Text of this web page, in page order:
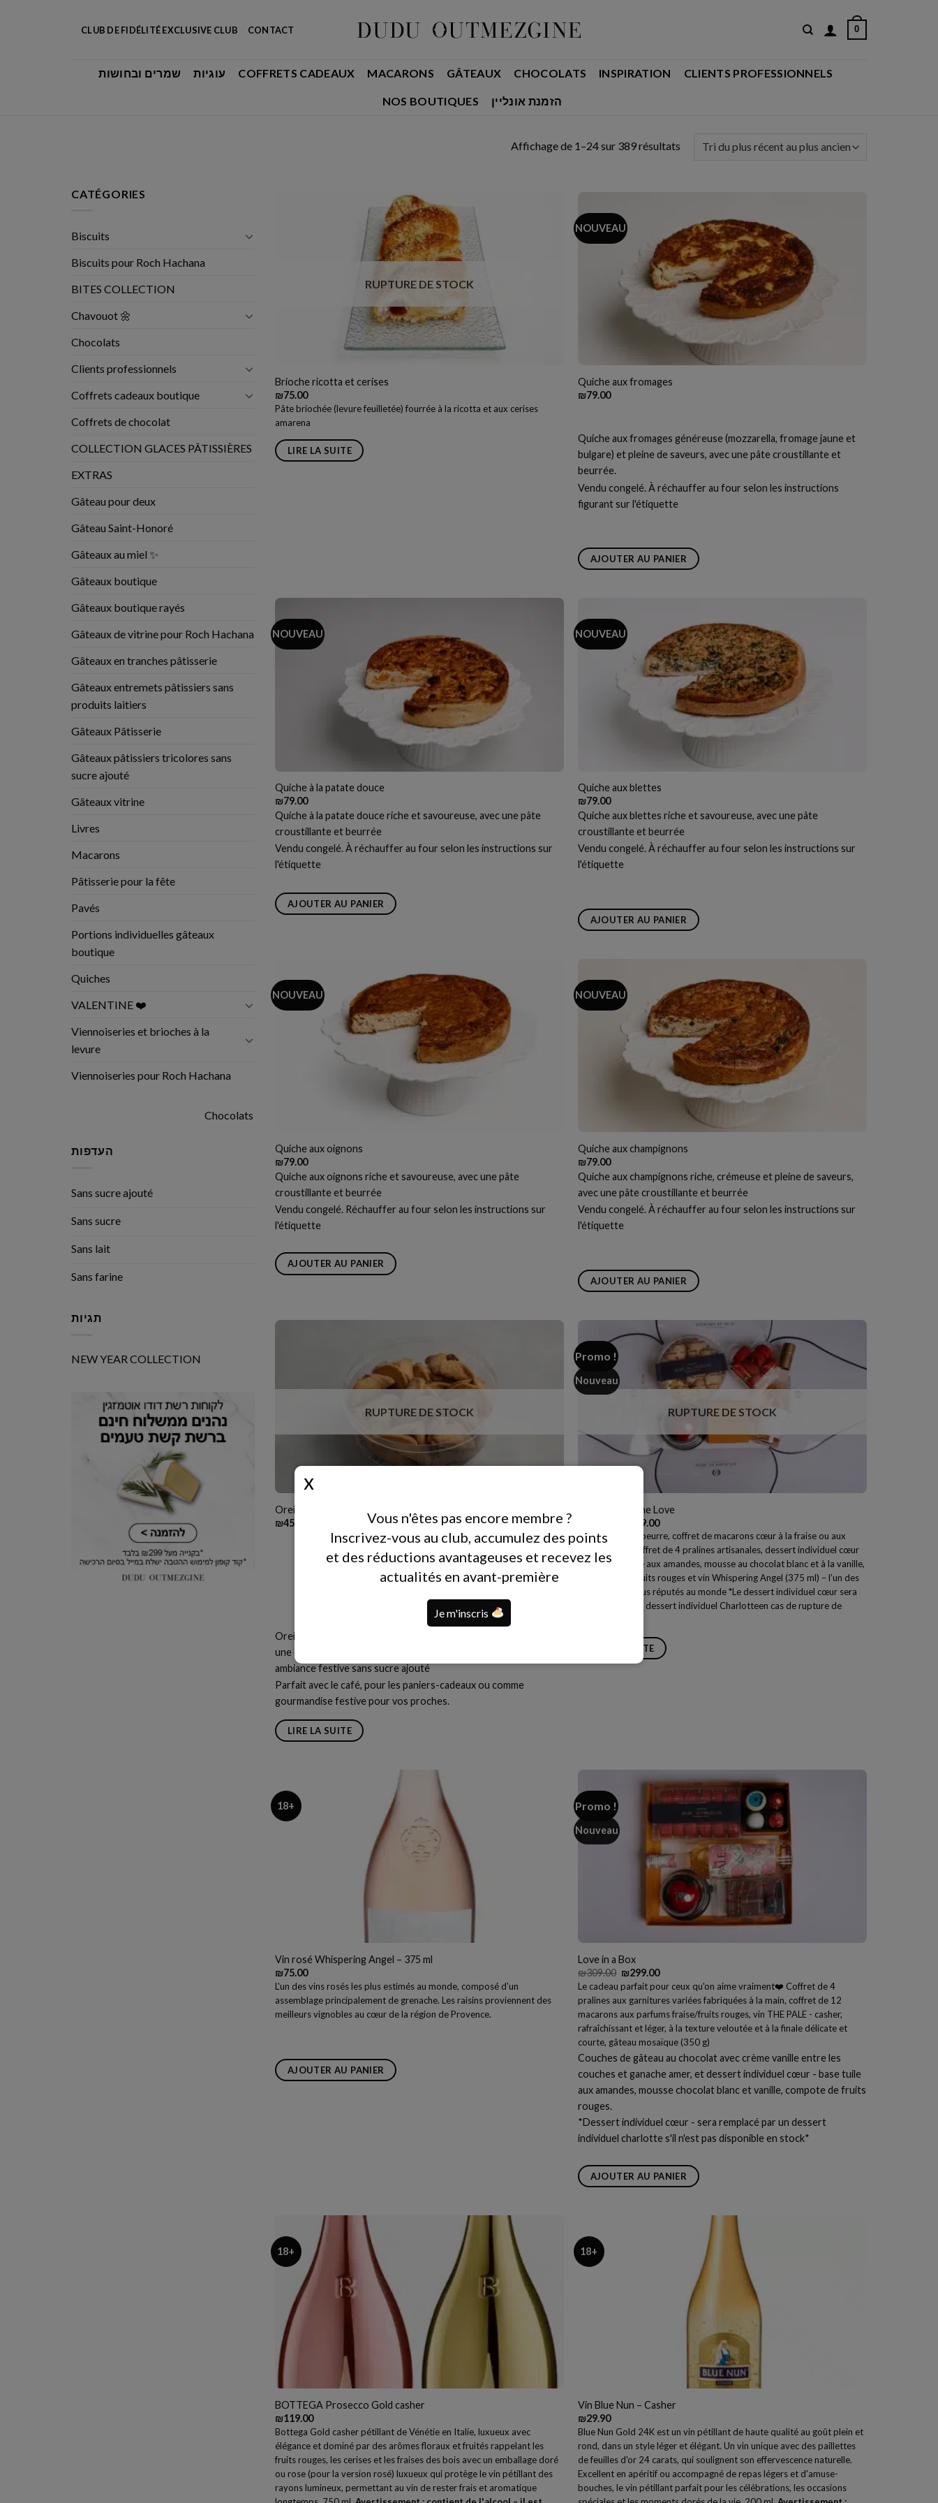
CLUB DE FIDÉLITÉ EXCLUSIVE CLUB CONTACT 0
שמרים ובחושות עוגיות COFFRETS CADEAUX MACARONS GÂTEAUX CHOCOLATS INSPIRATION CLIENTS PROFESSIONNELS
NOS BOUTIQUES הזמנת אונליין
Affichage de 1–24 sur 389 résultatsTrié
plus
ancien
CATÉGORIES
Biscuits
Biscuits pour Roch Hachana
BITES COLLECTION
Chavouot 🌼
Chocolats
Clients professionnels
Coffrets cadeaux boutique
Coffrets de chocolat
COLLECTION GLACES PÂTISSIÈRES
EXTRAS
Gâteau pour deux
Gâteau Saint-Honoré
Gâteaux au miel ✨
Gâteaux boutique
Gâteaux boutique rayés
Gâteaux de vitrine pour Roch Hachana
Gâteaux en tranches pâtisserie
Gâteaux entremets pâtissiers sans
produits laitiers
Gâteaux Pâtisserie
Gâteaux pâtissiers tricolores sans
sucre ajouté
Gâteaux vitrine
Livres
Macarons
Pâtisserie pour la fête
Pavés
Portions individuelles gâteaux
boutique
Quiches
VALENTINE ❤️
Viennoiseries et brioches à la
levure
Viennoiseries pour Roch Hachana
Chocolats
העדפות
Sans sucre ajouté
Sans sucre
Sans lait
Sans farine
תגיות
NEW YEAR COLLECTION
RUPTURE DE STOCK
Brioche ricotta et cerises
₪75.00
Pâte briochée (levure feuilletée) fourrée à la ricotta et aux cerises
amarena
LIRE LA SUITE
NOUVEAU
Quiche aux fromages
₪79.00
Quiche aux fromages généreuse (mozzarella, fromage jaune et
bulgare) et pleine de saveurs, avec une pâte croustillante et
beurrée.
Vendu congelé. À réchauffer au four selon les instructions
figurant sur l'étiquette
AJOUTER AU PANIER
NOUVEAU
Quiche à la patate douce
₪79.00
Quiche à la patate douce riche et savoureuse, avec une pâte
croustillante et beurrée
Vendu congelé. À réchauffer au four selon les instructions sur
l'étiquette
AJOUTER AU PANIER
NOUVEAU
Quiche aux blettes
₪79.00
Quiche aux blettes riche et savoureuse, avec une pâte
croustillante et beurrée
Vendu congelé. À réchauffer au four selon les instructions sur
l'étiquette
AJOUTER AU PANIER
NOUVEAU
Quiche aux oignons
₪79.00
Quiche aux oignons riche et savoureuse, avec une pâte
croustillante et beurrée
Vendu congelé. Réchauffer au four selon les instructions sur
l'étiquette
AJOUTER AU PANIER
NOUVEAU
Quiche aux champignons
₪79.00
Quiche aux champignons riche, crémeuse et pleine de saveurs,
avec une pâte croustillante et beurrée
Vendu congelé. À réchauffer au four selon les instructions sur
l'étiquette
AJOUTER AU PANIER
RUPTURE DE STOCK
Oreilles d’Haman aux noix sans sucre ajouté
₪45.00
Oreilles d'Haman garnies de noix à la saveur riche et profonde,
une combinaison classique et appréciée qui apporte une véritable
ambiance festive sans sucre ajouté
Parfait avec le café, pour les paniers-cadeaux ou comme
gourmandise festive pour vos proches.
LIRE LA SUITE
Promo !
Nouveau
RUPTURE DE STOCK
Coffret Feel the Love
initial
était :
₪299.00.
279.00Le
prix
actuel
est :
₪279.00.
Sablés cœur au beurre, coffret de macarons cœur à la fraise ou aux
fruits rouges, coffret de 4 pralines artisanales, dessert individuel cœur
sur base de tuile aux amandes, mousse au chocolat blanc et à la vanille,
compotée de fruits rouges et vin Whispering Angel (375 ml) – l’un des
vins rosés les plus réputés au monde *Le dessert individuel cœur sera
remplacé par un dessert individuel Charlotteen cas de rupture de
LIRE LA SUITE
18+
Vin rosé Whispering Angel – 375 ml
₪75.00
L'un des vins rosés les plus estimés au monde, composé d'un
assemblage principalement de grenache. Les raisins proviennent des
meilleurs vignobles au cœur de la région de Provence.
AJOUTER AU PANIER
Promo !
Nouveau
Love in a Box
₪309.00 Le
prix
initial
était :
₪309.00.
₪299.00Le
actuel
est :
₪299.00.
Le cadeau parfait pour ceux qu'on aime vraiment❤️ Coffret de 4
pralines aux garnitures variées fabriquées à la main, coffret de 12
macarons aux parfums fraise/fruits rouges, vin THE PALE - casher,
rafraîchissant et léger, à la texture veloutée et à la finale délicate et
courte, gâteau mosaïque (350 g)
Couches de gâteau au chocolat avec crème vanille entre les
couches et ganache amer, et dessert individuel cœur - base tuile
aux amandes, mousse chocolat blanc et vanille, compote de fruits
rouges.
*Dessert individuel cœur - sera remplacé par un dessert
individuel charlotte s'il n'est pas disponible en stock*
AJOUTER AU PANIER
18+
BOTTEGA Prosecco Gold casher
₪119.00
Bottega Gold casher pétillant de Vénétie en Italie, luxueux avec
élégance et dominé par des arômes floraux et fruités rappelant les
fruits rouges, les cerises et les fraises des bois avec un emballage doré
ou rose (pour la version rosé) luxueux qui protège le vin pétillant des
rayons lumineux, permettant au vin de rester frais et aromatique
18+
Vin Blue Nun – Casher
₪29.90
Blue Nun Gold 24K est un vin pétillant de haute qualité au goût plein et
rond, dans un style léger et élégant. Un vin unique avec des paillettes
de feuilles d'or 24 carats, qui soulignent son effervescence naturelle.
Excellent en apéritif ou accompagné de repas légers et d'amuse-
bouches, le vin pétillant parfait pour les célébrations, les occasions
Vous n'êtes pas encore membre ?
Inscrivez-vous au club, accumulez des points
et des réductions avantageuses et recevez les
actualités en avant-première
Je m'inscris